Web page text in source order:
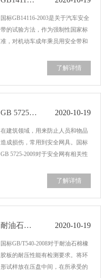
国标GB14116-2003是关于汽车安全
带的试验方法，作为强制性国家标
准，对机动车成年乘员用安全带和
了详细规定要求。需要使用拉力试
验机完成相关测试试验。按照
GB14116-2003要求，汽车安全带织
了解详情
GB 5725-2009安全网拉力试验机测试 2020-10-19
在建筑领域，用来防止人员和物品
造成损伤，常用到安全网具。国标
GB 5725-2009对于安全网有相关性
伸长、抗拉强度、撕裂强力等。使
用拉力试验机完成上述检测。拉力
试验机要求精度1级，将试样夹持
了解详情
​耐油石棉橡胶板压缩 GB/T540-2008 2020-10-19
国标GB/T540-2008对于耐油石棉橡
胶板的耐压性能有检测要求。将环
形试样放在压盘中间，在所承受的